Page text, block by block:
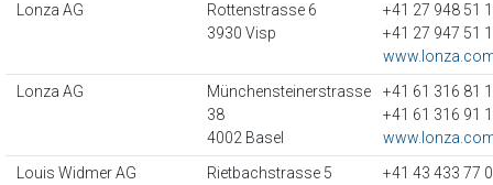
Lonza AG
Rottenstrasse 6
3930 Visp
+41 27 948 51
+41 27 947 51
Lonza AG
Münchensteinerstrasse
38
4002 Basel
+41 61 316 81
+41 61 316 91
Louis Widmer AG
Rietbachstrasse 5
+41 43 433 77